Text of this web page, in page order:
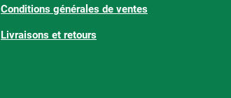
Conditions générales de ventes
Livraisons et retours